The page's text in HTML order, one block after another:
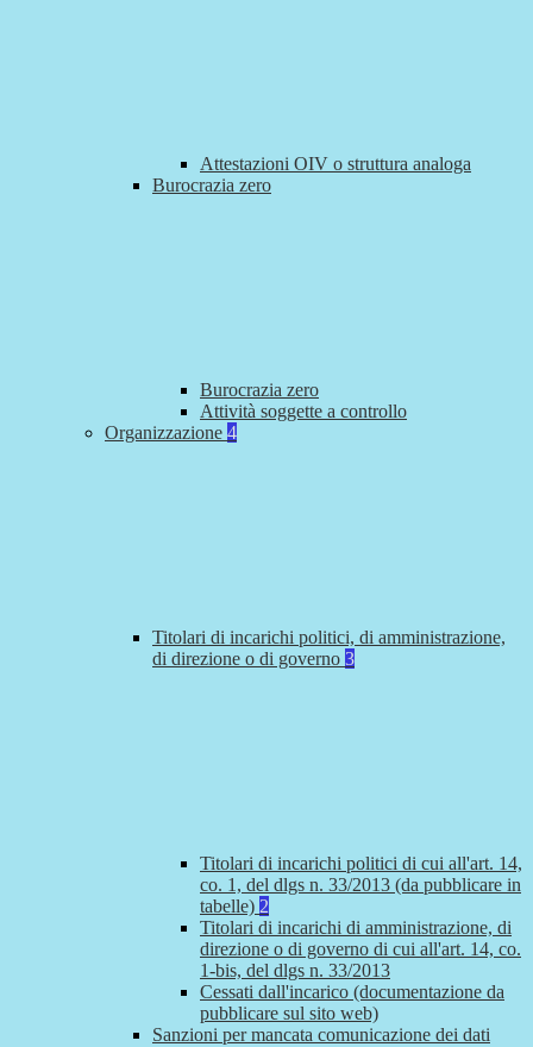
Attestazioni OIV o struttura analoga
Burocrazia zero
Burocrazia zero
Attività soggette a controllo
Organizzazione 4
Titolari di incarichi politici, di amministrazione,
di direzione o di governo 3
Titolari di incarichi politici di cui all'art. 14,
co. 1, del dlgs n. 33/2013 (da pubblicare in
tabelle) 2
Titolari di incarichi di amministrazione, di
direzione o di governo di cui all'art. 14, co.
1-bis, del dlgs n. 33/2013
Cessati dall'incarico (documentazione da
pubblicare sul sito web)
Sanzioni per mancata comunicazione dei dati